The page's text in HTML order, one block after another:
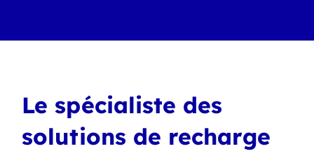
Le spécialiste des
solutions de recharge